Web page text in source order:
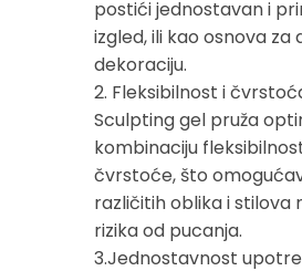
postići jednostavan i
izgled, ili kao osnova za
dekoraciju.
2. Fleksibilnost i
Sculpting gel pruža
kombinaciju
čvrstoće, što
različitih oblika i stilova
rizika od pucanja.
3.Jednostavnost